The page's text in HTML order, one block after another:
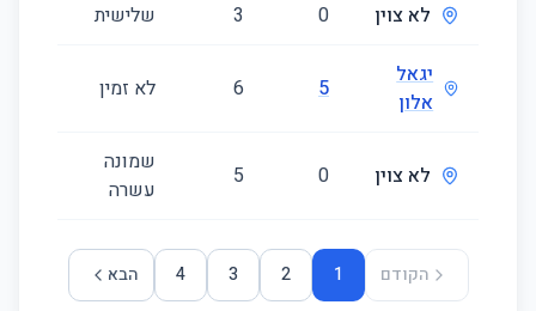
לא צוין 0
3 שלישית
יגאל
אלון
5
6 לא זמין
לא צוין 0
5
שמונה
עשרה
הקודם 1
2
3
4 הבא